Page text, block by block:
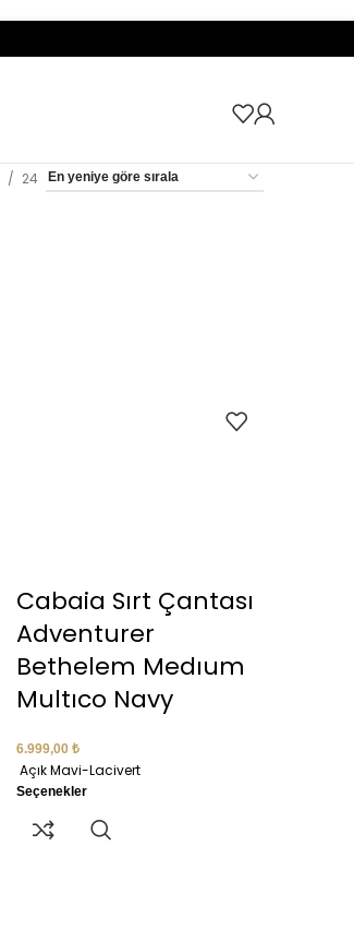
24
Cabaia Sırt Çantası
Adventurer
Bethelem Medıum
Multıco Navy
6.999,00 ₺
Açık Mavi-Lacivert
Seçenekler